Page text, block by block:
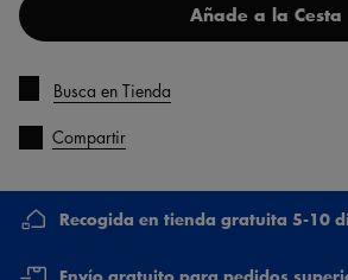
Añade a la Cesta
Busca en Tienda
Compartir
Recogida en tienda gratuita 5-10